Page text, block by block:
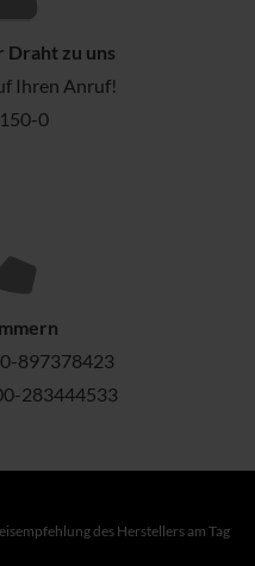
zu uns
Ihren Anruf!
0
897378423
283444533
des Herstellers am Tag